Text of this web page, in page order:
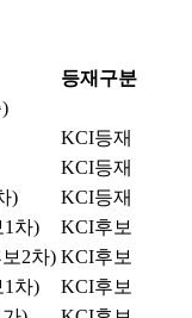
등재구분
KCI등재
KCI등재
)
KCI등재
1차)
KCI후보
2차) KCI후보
1차)
KCI후보